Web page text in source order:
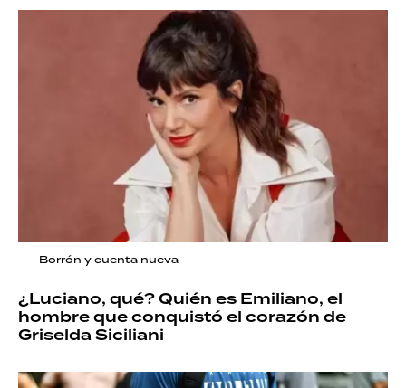
Borrón y cuenta nueva
¿Luciano, qué? Quién es Emiliano, el
hombre que conquistó el corazón de
Griselda Siciliani